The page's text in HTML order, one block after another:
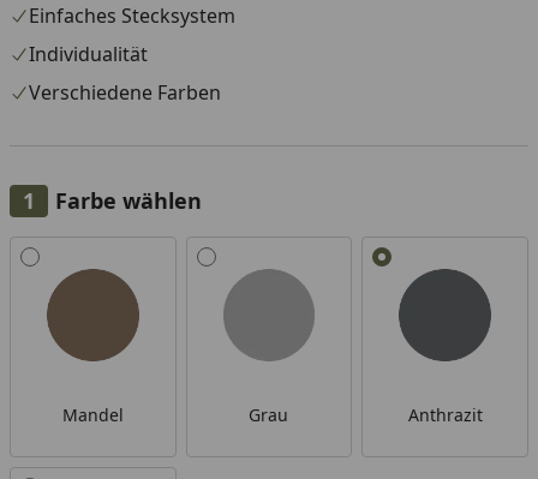
Einfaches Stecksystem
Individualität
Verschiedene Farben
Farbe wählen
Alle anzeigen (4)
Mandel Grau Anthrazit